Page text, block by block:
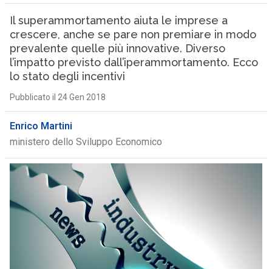
Il superammortamento aiuta le imprese a
crescere, anche se pare non premiare in modo
prevalente quelle più innovative. Diverso
l’impatto previsto dall’iperammortamento. Ecco
lo stato degli incentivi
Pubblicato il 24 Gen 2018
Enrico Martini
ministero dello Sviluppo Economico